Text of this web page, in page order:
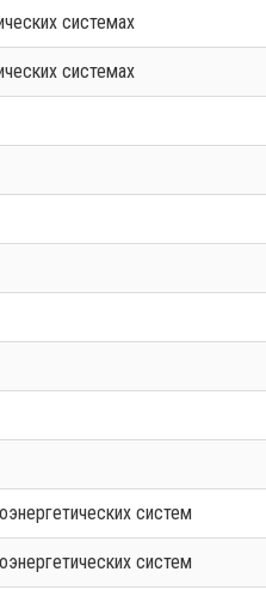
системах
системах
систем
систем